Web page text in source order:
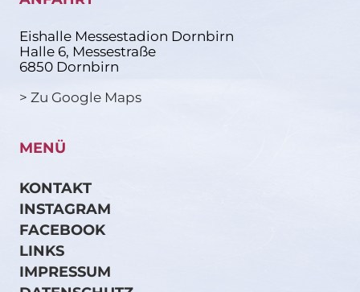
Eishalle Messestadion Dornbirn
Halle 6, Messestraße
6850 Dornbirn
> Zu Google Maps
MENÜ
KONTAKT
INSTAGRAM
FACEBOOK
LINKS
IMPRESSUM